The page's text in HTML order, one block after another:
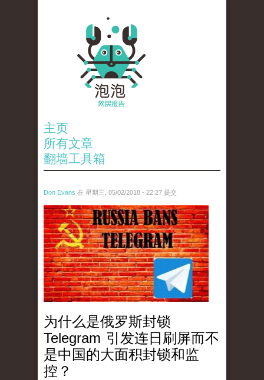
主页
所有文章
翻墙工具箱
Don Evans 在 星期三, 05/02/2018 - 22:27 提交
tou_.jpeg
为什么是俄罗斯封锁
Telegram 引发连日刷屏而不
是中国的大面积封锁和监
控？